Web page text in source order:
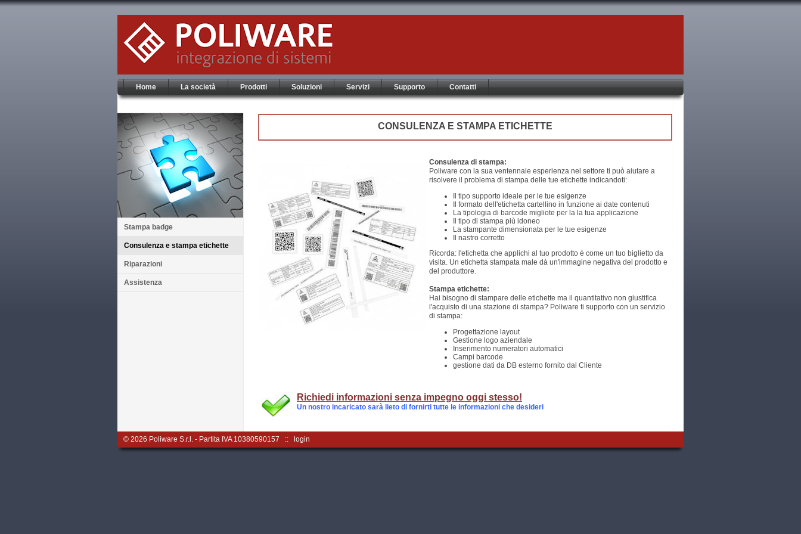
Home La società Prodotti Soluzioni Servizi Supporto Contatti
CONSULENZA E STAMPA ETICHETTE
Consulenza di stampa:
Poliware con la sua ventennale esperienza nel settore ti può aiutare a
risolvere il problema di stampa delle tue etichette indicandoti:
Il tipo supporto ideale per le tue esigenze
Il formato dell'etichetta cartellino in funzione ai date contenuti
La tipologia di barcode migliote per la la tua applicazione
Il tipo di stampa più idoneo
La stampante dimensionata per le tue esigenze
Il nastro corretto
Ricorda: l'etichetta che applichi al tuo prodotto è come un tuo biglietto da
visita. Un etichetta stampata male dà un'immagine negativa del prodotto e
del produttore.
Stampa etichette:
Hai bisogno di stampare delle etichette ma il quantitativo non giustifica
l'acquisto di una stazione di stampa? Poliware ti supporto con un servizio
di stampa:
Progettazione layout
Gestione logo aziendale
Inserimento numeratori automatici
Campi barcode
gestione dati da DB esterno fornito dal Cliente
Richiedi informazioni senza impegno oggi stesso!
Un nostro incaricato sarà lieto di fornirti tutte le informazioni che desideri
Stampa badge
Consulenza e stampa etichette
Riparazioni
Assistenza
© 2026 Poliware S.r.l. - Partita IVA 10380590157 :: login